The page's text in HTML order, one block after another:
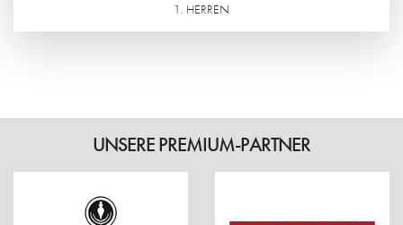
1. HERREN
UNSERE PREMIUM-PARTNER